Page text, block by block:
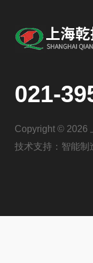
021-
Copyright © 2026
技术支持： 智能制